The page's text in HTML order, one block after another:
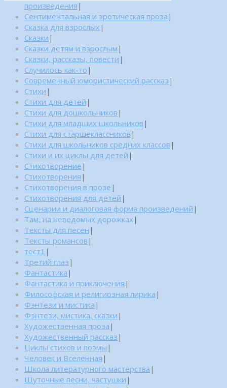
произведения |
Сентиментальная и эротическая проза |
Сказка для взрослых |
Сказки |
Сказки детям и взрослым |
Сказки, рассказы, повести |
Случилось как-то |
Современный юмористический рассказ |
Стихи |
Стихи для детей |
Стихи для дошкольников |
Стихи для младших школьников |
Стихи для старшеклассников |
Стихи для школьников средних классов |
Стихи и их циклы для детей |
Стихотворение |
Стихотворения |
Стихотворения в прозе |
Стихотворения для детей |
Сценарии и диалоговая форма произведений |
Там, на неведомых дорожках |
Тексты для песен |
Тексты романсов |
тест1 |
Третий глаз |
Фантастика |
Фантастика и приключения |
Философская и религиозная лирика |
Фэнтези и мистика |
Фэнтези, мистика, сказки |
Художественная проза |
Художественный рассказ |
Циклы стихов и поэмы |
Человек и Вселенная |
Школа литературного мастерства |
Шуточные песни, частушки |